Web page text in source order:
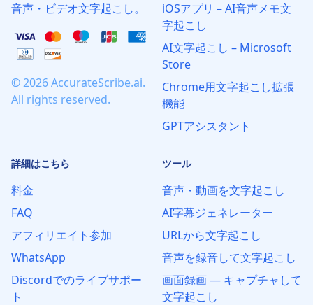
音声・ビデオ文字起こし。
© 2026 AccurateScribe.ai.
All rights reserved.
iOSアプリ – AI音声メモ文
字起こし
AI文字起こし – Microsoft
Store
Chrome用文字起こし拡張
機能
GPTアシスタント
詳細はこちら
料金
FAQ
アフィリエイト参加
WhatsApp
Discordでのライブサポー
ト
ツール
音声・動画を文字起こし
AI字幕ジェネレーター
URLから文字起こし
音声を録音して文字起こし
画面録画 — キャプチャして
文字起こし